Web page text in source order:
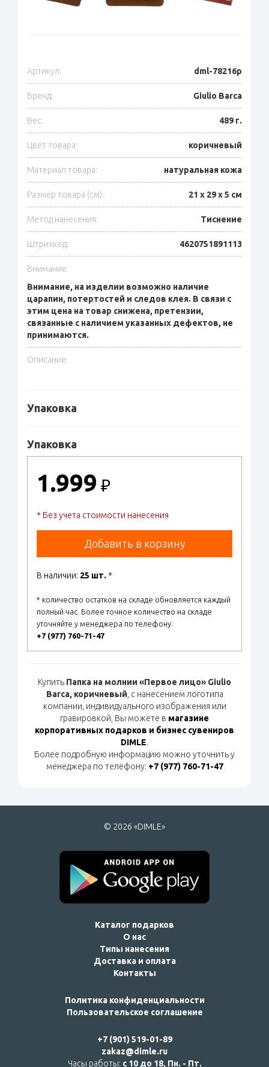
Артикул: dml-78216р
Бренд: Giulio Barсa
Вес: 489 г.
Цвет товара: коричневый
Материал товара: натуральная кожа
Размер товара (см): 21 х 29 х 5 см
Метод нанесения: Тиснение
Штрихкод: 4620751891113
Внимание:
Внимание, на изделии возможно наличие
царапин, потертостей и следов клея. В связи с
этим цена на товар снижена, претензии,
связанные с наличием указанных дефектов, не
принимаются.
Описание:
Упаковка
Упаковка
1.999 ₽
* Без учета стоимости нанесения
Добавить в корзину
В наличии: 25 шт. *
* количество остатков на складе обновляется каждый
полный час. Более точное количество на складе
уточняйте у менеджера по телефону:
+7 (977) 760-71-47
Купить Папка на молнии «Первое лицо» Giulio
Barсa, коричневый , с нанесением логотипа
компании, индивидуального изображения или
гравировкой, Вы можете в магазине
корпоративных подарков и бизнес сувениров
DIMLE.
Более подробную информацию можно уточнить у
менеджера по телефону: +7 (977) 760-71-47
© 2026 «DIMLE»
Каталог подарков
О нас
Типы нанесения
Доставка и оплата
Контакты
Политика конфиденциальности
Пользовательское соглашение
+7 (901) 519-01-89
zakaz@dimle.ru
Часы работы: с 10 до 18, Пн. - Пт.